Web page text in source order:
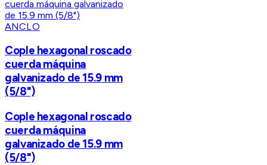
ANCLO
Cople hexagonal roscado
cuerda máquina
galvanizado de 15.9 mm
(5/8")
Cople hexagonal roscado
cuerda máquina
galvanizado de 15.9 mm
(5/8")